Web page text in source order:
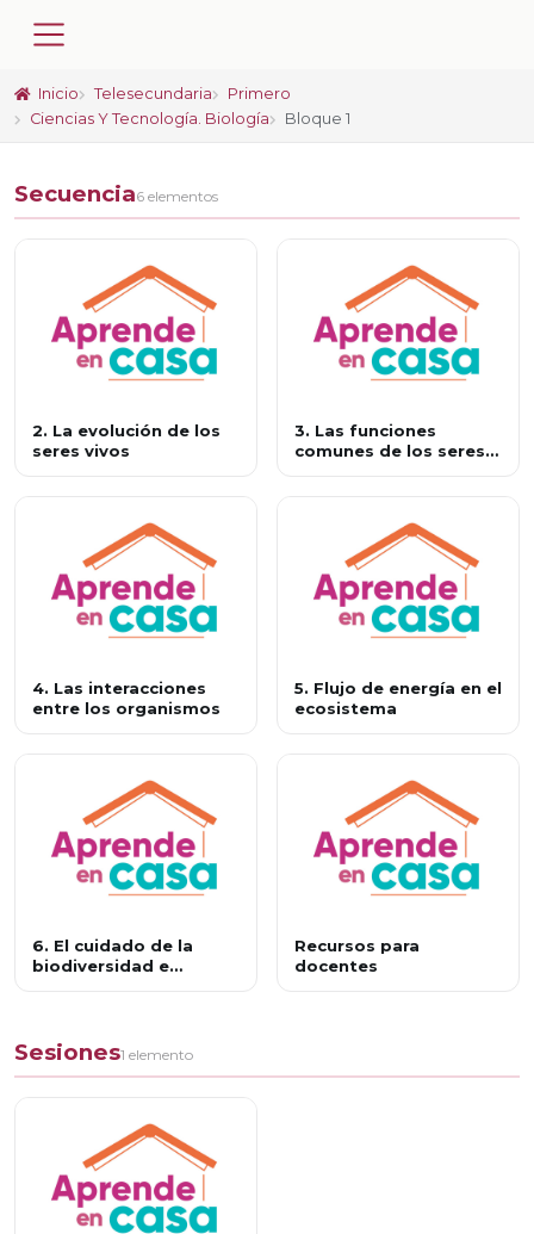
Inicio Telesecundaria
Primero
Ciencias Y Tecnología. Biología
Bloque 1
Secuencia6 elementos
2. La evolución de los
seres vivos
3. Las funciones
comunes de los seres
4. Las interacciones
entre los organismos
5. Flujo de energía en el
ecosistema
6. El cuidado de la
biodiversidad e
Recursos para
docentes
Sesiones1 elemento